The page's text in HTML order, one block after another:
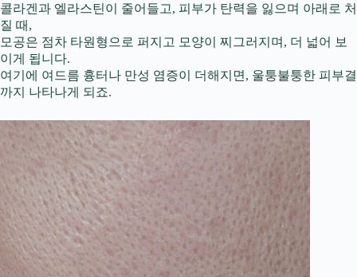
콜라겐과 엘라스틴이 줄어들고, 피부가 탄력을 잃으며 아래로 처
질 때,
모공은 점차 타원형으로 퍼지고 모양이 찌그러지며, 더 넓어 보
이게 됩니다.
여기에 여드름 흉터나 만성 염증이 더해지면, 울퉁불퉁한 피부결
까지 나타나게 되죠.